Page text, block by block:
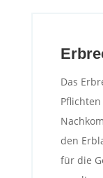
Das
den
für die